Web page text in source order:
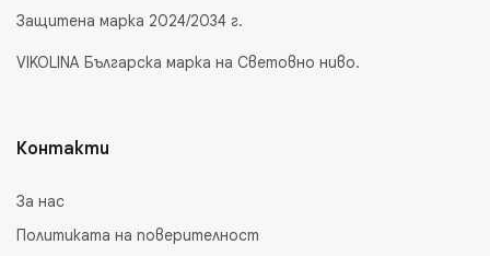
Защитена марка 2024/2034 г.
VIKOLINA Българска марка на Световно ниво.
Контакти
За нас
Политиката на поверителност